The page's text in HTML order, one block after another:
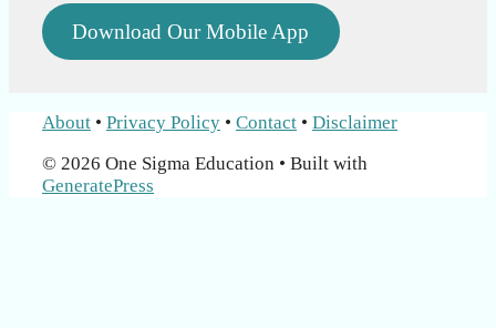
Download Our Mobile App
About • Privacy Policy • Contact • Disclaimer
© 2026 One Sigma Education • Built with
GeneratePress